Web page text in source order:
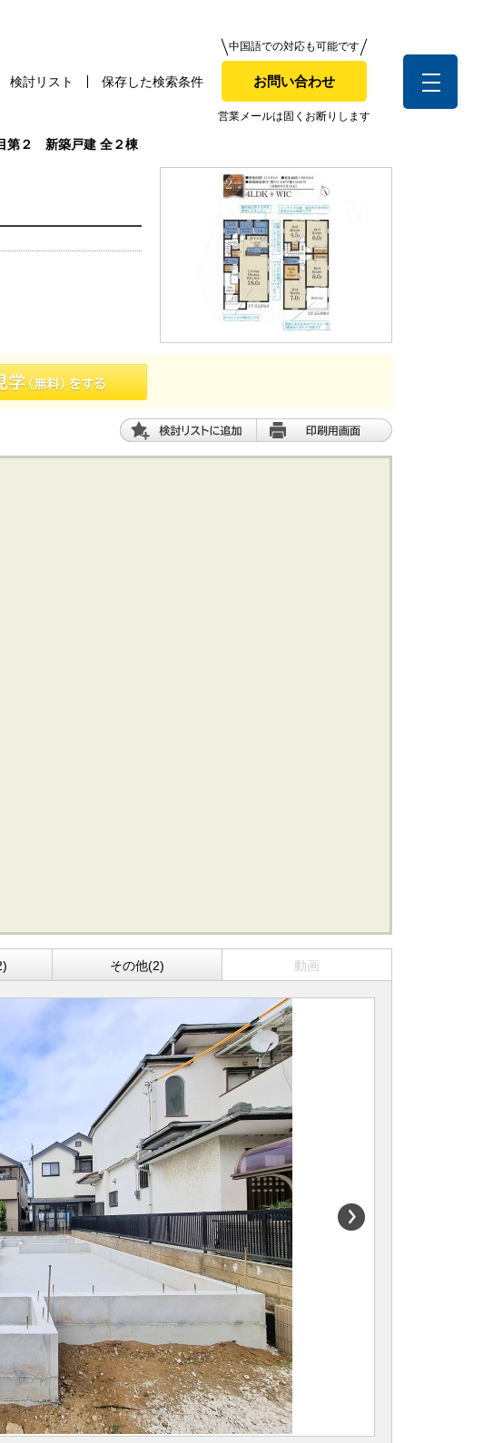
検討リスト 保存した検索条件
中国語での対応も可能です
お問い合わせ
営業メールは固くお断りします
第２ 新築戸建 全２棟
その他(2) 動画
中国語での対応も可能です
お問い合わせ
リシー
お客様の声
全店舗営業社員募集！
東京全域エリアの新築一戸建
東京全域エリアのマンション
東京全域エリアの土地